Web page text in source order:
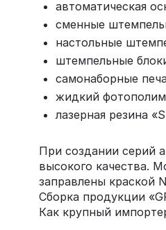
автоматическая
сменные
настольные
штемпельные
самонаборные
жидкий
лазерная резина
При создании серий
высокого качества.
заправлены краской
Сборка продукции
Как крупный